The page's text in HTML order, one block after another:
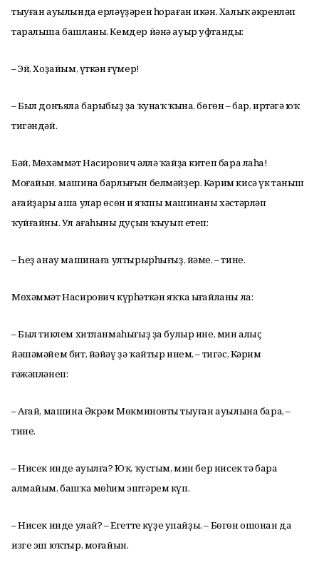
тыуған ауылында ерләүҙәрен һораған икән. Халыҡ әкренләп
таралыша башланы. Кемдер йәнә ауыр уфтанды:
– Эй, Хоҙайым, үткән ғүмер!
– Был донъяла барыбыҙ ҙа ҡунаҡ ҡына, бөгөн – бар, иртәгә юҡ
тигәндәй.
Бәй, Мөхәммәт Насирович әллә ҡайҙа китеп бара лаһа!
Моғайын, машина барлығын белмәйҙер. Кәрим кисә үк таныш
ағайҙары аша улар өсөн иң яҡшы машинаны хәстәрләп
ҡуйғайны. Ул ағаһының дуҫын ҡыуып етеп:
– Һеҙ анау машинаға ултырырһығыҙ, йәме, – тине.
Мөхәммәт Насирович күрһәткән яҡҡа ыңғайланы ла:
– Был тиклем хитланмаһығыҙ ҙа булыр ине, мин алыҫ
йәшәмәйем бит, йәйәү ҙә ҡайтыр инем, – тигәс, Кәрим
ғәжәпләнеп:
– Ағай, машина Әкрәм Мөкминовтың тыуған ауылына бара, –
тине.
– Нисек инде ауылға? Юҡ, ҡустым, мин бер нисек тә бара
алмайым, башҡа мөһим эштәрем күп.
– Нисек инде улай? – Егеттең күҙе упайҙы. – Бөгөн ошонан да
изге эш юҡтыр, моғайын.